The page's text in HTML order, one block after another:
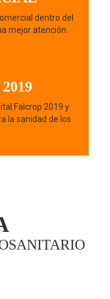
dentro del
mejor atención.
Falcrop 2019 y
la sanidad de los